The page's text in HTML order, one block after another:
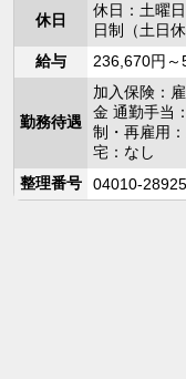
休日
休日：土曜
日制（土日
給与
236,670円～
勤務待遇
加入保険：
金 通勤手当
制・再雇用
宅：なし
整理番号
04010-